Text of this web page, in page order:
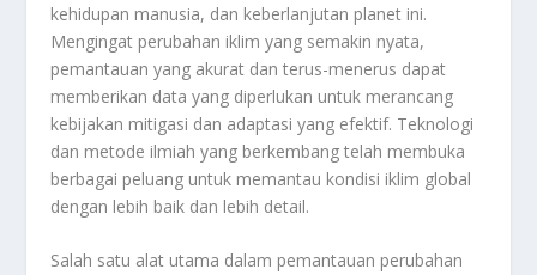
kehidupan manusia, dan keberlanjutan planet ini.
Mengingat perubahan iklim yang semakin nyata,
pemantauan yang akurat dan terus-menerus dapat
memberikan data yang diperlukan untuk merancang
kebijakan mitigasi dan adaptasi yang efektif. Teknologi
dan metode ilmiah yang berkembang telah membuka
berbagai peluang untuk memantau kondisi iklim global
dengan lebih baik dan lebih detail.
Salah satu alat utama dalam pemantauan perubahan